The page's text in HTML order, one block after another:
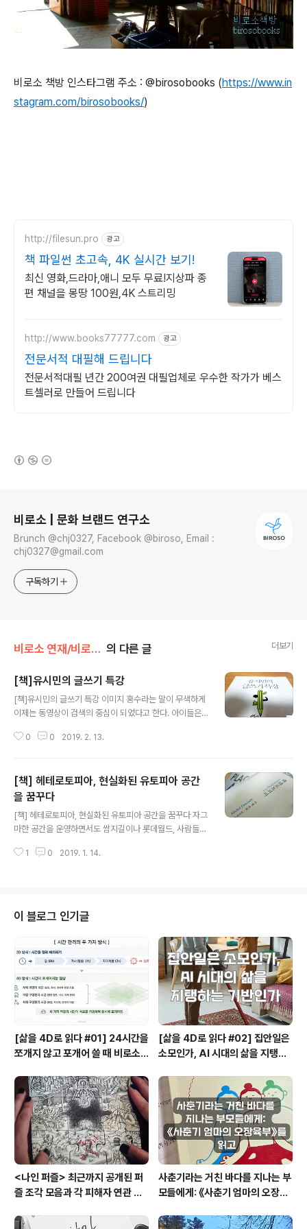
비로소 책방 인스타그램 주소 : @birosobooks (https://www.in
stagram.com/birosobooks/)
http://filesun.pro 광고
책 파일썬 초고속, 4K 실시간 보기!
최신 영화,드라마,애니 모두 무료!지상파 종
편 채널을 몽땅 100원,4K 스트리밍
http://www.books77777.com 광고
전문서적 대필해 드립니다
전문서적대필 년간 200여권 대필업체로 우수한 작가가 베스
트셀러로 만들어 드립니다
비로소 | 문화 브랜드 연구소
Brunch @chj0327, Facebook @biroso, Email :
chj0327@gmail.com
구독하기
비로소 연재/비로소 책방 의 다른 글 더보기
[책]유시민의 글쓰기 특강
[책]유시민의 글쓰기 특강 이미지 홍수라는 말이 무색하게
이제는 동영상이 검색의 중심이 되었다고 한다. 아이들은
직접 시연하거나 말로 조목조목 설명하는 동영상을 찾는
늘어나는 이유는 무엇일까. 유시민이 밝힌대로 문학적 글
쓰기는 어쩌면 타고나는 것이 있어야 한다. 상황을 적절하
게 비유하고 그 전후 관계를 흥미진진하게 풀어쓰는 감각
은 훈련으로 만들어내기에는 할 일이 너무 많기 때문이 아
닐까. 타고났다는 사람들은 그저 직관으로 그 문맥을 만들
고 구성을 하여 읽는 이들의 무릎을 탁치게 만들테니까. 실
0 0 2019. 2. 13.
[책] 헤테로토피아, 현실화된 유토피아 공간
을 꿈꾸다
[책] 헤테로토피아, 현실화된 유토피아 공간을 꿈꾸다 자그
마한 공간을 운영하면서도 쌈지길이나 롯데월드, 사람들로
와서 공간에 머무는 동안의 경험을 어떻게 꾸릴것인지, 그
야기를 나누게 만드는 무언가가 있다는 것은 공간을 지키
는 이들에게는 기쁨일것입니다. '공간'과 '장소'를 테마로
한 여러 책을 읽고 있습니다. 꽤 공들여 읽어도 그 안에서
나의 생각을 단단하게 만들어갈 실마리를 찾는 과정은 쉽
지만은 않습니다. 그래도 이번에 읽은 는 그나마 분량이 적
어서 어찌어찌 읽어졌습니다. 푸코가 쓴..
1 0 2019. 1. 14.
이 블로그 인기글
[삶을 4D로 읽다 #01] 24시간을
쪼개지 않고 포개어 쓸 때 비로소
[삶을 4D로 읽다 #02] 집안일은
소모인가, AI 시대의 삶을 지탱하
<나인 퍼즐> 최근까지 공개된 퍼
즐 조각 모음과 각 피해자 연관 관
사춘기라는 거친 바다를 지나는 부
모들에게: 《사춘기 엄마의 오장육